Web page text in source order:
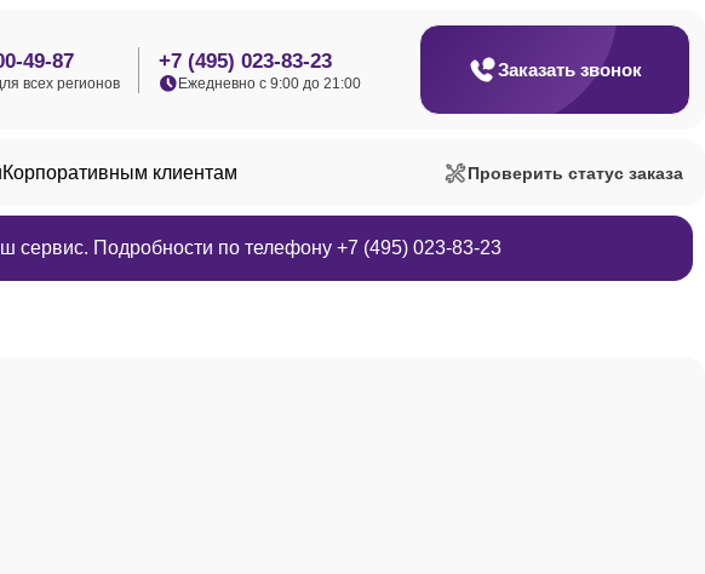
49-87
всех регионов
+7 (495) 023-83-23
Ежедневно с 9:00 до 21:00
Заказать звонок
Корпоративным клиентам Проверить статус заказа
сервис. Подробности по телефону +7 (495) 023-83-23